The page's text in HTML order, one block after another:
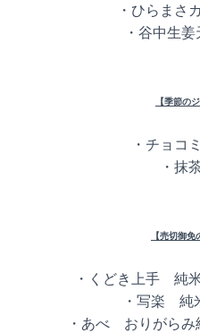
・ひらま
・谷中生
【季節の
・チョ
・抹
【売切御免
・くどき上手
・写楽 純
・あべ おりがら